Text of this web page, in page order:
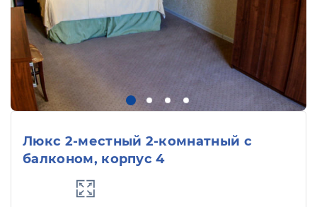
Люкс 2-местный 2-комнатный с
балконом, корпус 4